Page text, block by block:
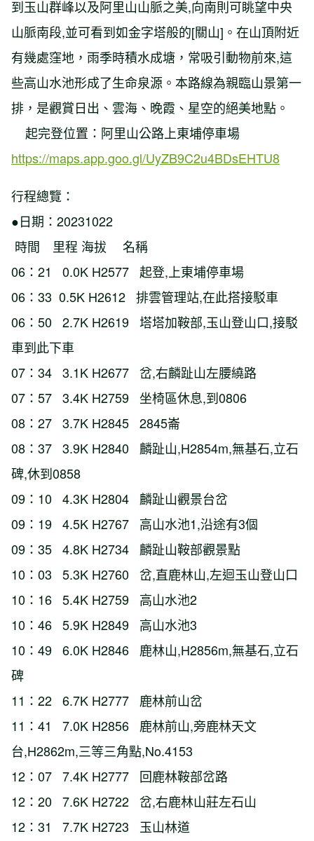
到玉山群峰以及阿里山山脈之美,向南則可眺望中央
山脈南段,並可看到如金字塔般的[關山]。在山頂附近
有幾處窪地，雨季時積水成塘，常吸引動物前來,這
些高山水池形成了生命泉源。本路線為親臨山景第一
排，是觀賞日出、雲海、晚霞、星空的絕美地點。
起完登位置：阿里山公路上東埔停車場
https://maps.app.goo.gl/UyZB9C2u4BDsEHTU8
行程總覽：
●日期：20231022
時間 里程 海拔 名稱
06：21 0.0K H2577 起登,上東埔停車場
06：33 0.5K H2612 排雲管理站,在此搭接駁車
06：50 2.7K H2619 塔塔加鞍部,玉山登山口,接駁
車到此下車
07：34 3.1K H2677 岔,右麟趾山左腰繞路
07：57 3.4K H2759 坐椅區休息,到0806
08：27 3.7K H2845 2845崙
08：37 3.9K H2840 麟趾山,H2854m,無基石,立石
碑,休到0858
09：10 4.3K H2804 麟趾山觀景台岔
09：19 4.5K H2767 高山水池1,沿途有3個
09：35 4.8K H2734 麟趾山鞍部觀景點
10：03 5.3K H2760 岔,直鹿林山,左迴玉山登山口
10：16 5.4K H2759 高山水池2
10：46 5.9K H2849 高山水池3
10：49 6.0K H2846 鹿林山,H2856m,無基石,立石
碑
11：22 6.7K H2777 鹿林前山岔
11：41 7.0K H2856 鹿林前山,旁鹿林天文
台,H2862m,三等三角點,No.4153
12：07 7.4K H2777 回鹿林鞍部岔路
12：20 7.6K H2722 岔,右鹿林山莊左石山
12：31 7.7K H2723 玉山林道